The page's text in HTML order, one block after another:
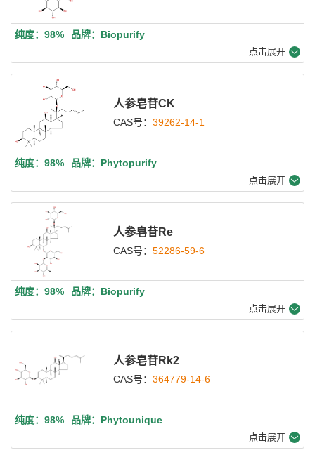
纯度：98% 品牌：Biopurify
点击展开
人参皂苷CK
CAS号： 39262-14-1
纯度：98% 品牌：Phytopurify
点击展开
人参皂苷Re
CAS号： 52286-59-6
纯度：98% 品牌：Biopurify
点击展开
人参皂苷Rk2
CAS号： 364779-14-6
纯度：98% 品牌：Phytounique
点击展开